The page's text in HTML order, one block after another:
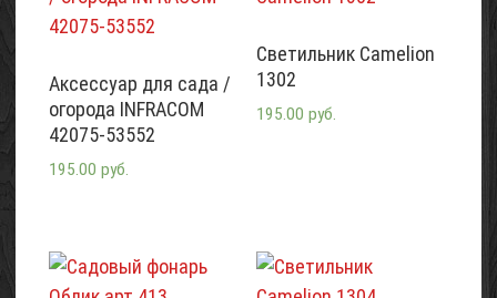
Аксессуар для сада /
огорода INFRACOM
42075-53552
195.00 руб.
Светильник Camelion
1302
195.00 руб.